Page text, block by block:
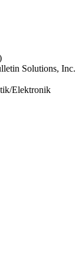
Solutions, Inc.
Elektronik